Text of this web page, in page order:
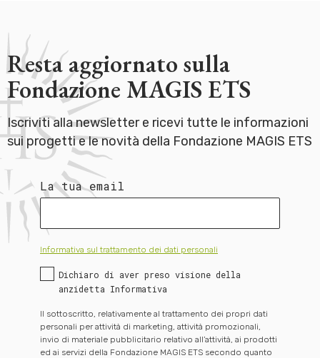
Resta aggiornato sulla
Fondazione MAGIS ETS
Iscriviti alla newsletter e ricevi tutte le informazioni
sui progetti e le novità della Fondazione MAGIS ETS
La tua email
Informativa sul trattamento dei dati personali
Dichiaro di aver preso visione della
anzidetta Informativa
Il sottoscritto, relativamente al trattamento dei propri dati
personali per attività di marketing, attività promozionali,
invio di materiale pubblicitario relativo all’attività, ai prodotti
ed ai servizi della Fondazione MAGIS ETS secondo quanto